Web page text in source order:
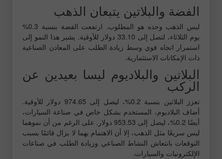
الفضة والبلاتين يتبعان الذهب
ليس الذهب وحده هو المطلوب. ارتفعت الفضة بنسبة 0.3%
يوم الثلاثاء، لتصل إلى 33.10 دولار للأوقية. يشير هذا النمو إلى
استمرار اتجاه قوي وسط زيادة الطلب على المعادن الصناعية
ذات الإمكانات الاستثمارية.
البلاتين والبلاديوم ليسا بعيدين عن
الركب
تعزز البلاتين بنسبة 0.2%، ليصل إلى 974.65 دولار للأوقية.
أضاف البلاديوم، المستخدم بشكل خاص في صناعة السيارات،
أيضًا 0.2%، ليصل إلى 953.53 دولار. على الرغم من أن نموهما
ليس سريعًا مثل الذهب، إلا أن الاهتمام بهما لا يزال قائمًا بسبب
التوقعات بانتعاش النشاط الصناعي وزيادة الطلب في صناعات
الإلكترونيات والسيارات.